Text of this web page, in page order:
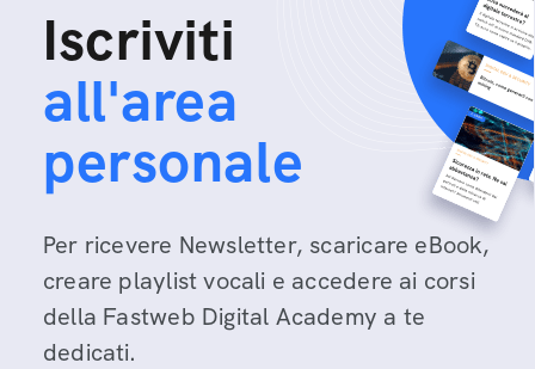
Iscriviti
all'area
personale
Per ricevere Newsletter, scaricare eBook,
creare playlist vocali e accedere ai corsi
della Fastweb Digital Academy a te
dedicati.